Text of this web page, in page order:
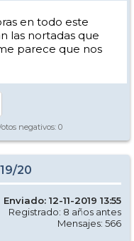
en todo este
las nortadas que
parece que nos
negativos: 0
20
Enviado: 12-11-2019 13:55
Registrado: 8 años antes
Mensajes: 566